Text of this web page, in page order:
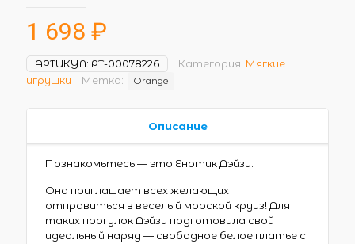
1 698 ₽
АРТИКУЛ: РТ-00078226 Категория: Мягкие
игрушки
Метка: Orange
Описание
Познакомьтесь — это Енотик Дэйзи.
Она приглашает всех желающих
отправиться в веселый морской круиз! Для
таких прогулок Дэйзи подготовила свой
идеальный наряд — свободное белое платье с